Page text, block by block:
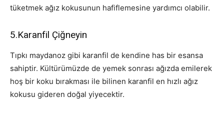
tüketmek ağız kokusunun hafiflemesine yardımcı olabilir.
5.Karanfil Çiğneyin
Tıpkı maydanoz gibi karanfil de kendine has bir esansa
sahiptir. Kültürümüzde de yemek sonrası ağızda emilerek
hoş bir koku bırakması ile bilinen karanfil en hızlı ağız
kokusu gideren doğal yiyecektir.